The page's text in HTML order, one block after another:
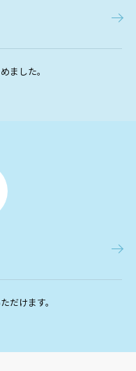
ました。
だけます。